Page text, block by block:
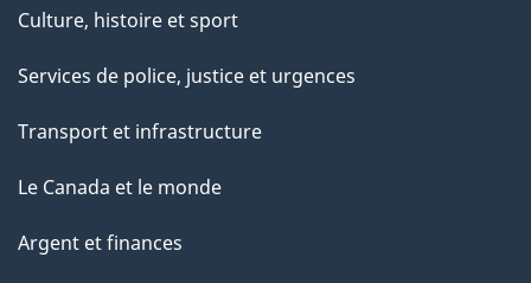
Culture, histoire et sport
Services de police, justice et urgences
Transport et infrastructure
Le Canada et le monde
Argent et finances